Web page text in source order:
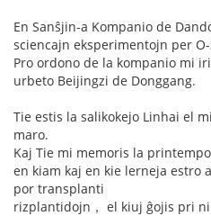
En Sanŝjin-a Kompanio de
sciencajn eksperimentojn per
Pro ordono de la kompanio mi
urbeto Beijingzi de Donggang.
Tie estis la salikokejo Linhai el
maro.
Kaj Tie mi memoris la
en kiam kaj en kie lerneja estro
por transplanti
rizplantidojn， el kiuj ĝojis pri